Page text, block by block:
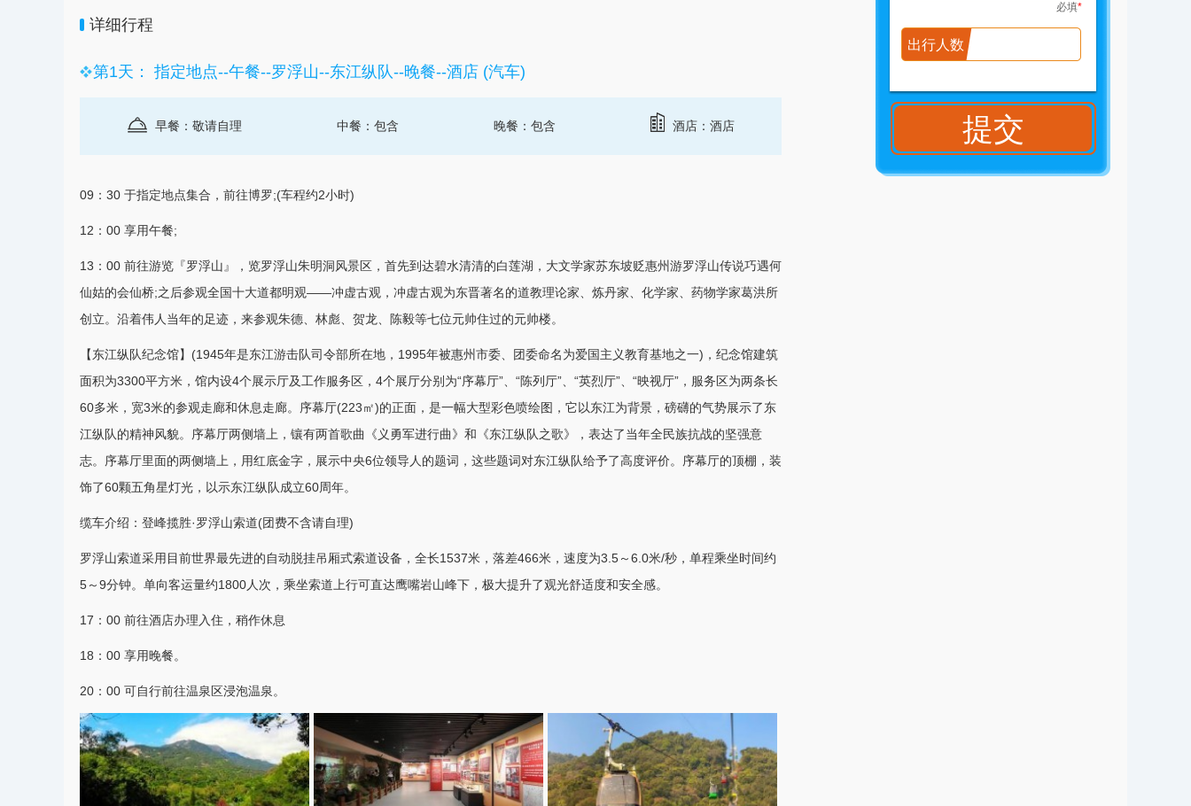
详细行程
第1天： 指定地点--午餐--罗浮山--东江纵队--晚餐--酒店 (汽车)
早餐：敬请自理 中餐：包含 晚餐：包含 酒店：酒店
09：30 于指定地点集合，前往博罗;(车程约2小时)
12：00 享用午餐;
13：00 前往游览『罗浮山』，览罗浮山朱明洞风景区，首先到达碧水清清的白莲湖，大文学家苏东坡贬惠州游罗浮山传说巧遇何
仙姑的会仙桥;之后参观全国十大道都明观——冲虚古观，冲虚古观为东晋著名的道教理论家、炼丹家、化学家、药物学家葛洪所
创立。沿着伟人当年的足迹，来参观朱德、林彪、贺龙、陈毅等七位元帅住过的元帅楼。
【东江纵队纪念馆】(1945年是东江游击队司令部所在地，1995年被惠州市委、团委命名为爱国主义教育基地之一)，纪念馆建筑
面积为3300平方米，馆内设4个展示厅及工作服务区，4个展厅分别为“序幕厅”、“陈列厅”、“英烈厅”、“映视厅”，服务区为两条长
60多米，宽3米的参观走廊和休息走廊。序幕厅(223㎡)的正面，是一幅大型彩色喷绘图，它以东江为背景，磅礴的气势展示了东
江纵队的精神风貌。序幕厅两侧墙上，镶有两首歌曲《义勇军进行曲》和《东江纵队之歌》，表达了当年全民族抗战的坚强意
志。序幕厅里面的两侧墙上，用红底金字，展示中央6位领导人的题词，这些题词对东江纵队给予了高度评价。序幕厅的顶棚，装
饰了60颗五角星灯光，以示东江纵队成立60周年。
缆车介绍：登峰揽胜·罗浮山索道(团费不含请自理)
罗浮山索道采用目前世界最先进的自动脱挂吊厢式索道设备，全长1537米，落差466米，速度为3.5～6.0米/秒，单程乘坐时间约
5～9分钟。单向客运量约1800人次，乘坐索道上行可直达鹰嘴岩山峰下，极大提升了观光舒适度和安全感。
17：00 前往酒店办理入住，稍作休息
18：00 享用晚餐。
20：00 可自行前往温泉 区浸泡温泉。
必填*
出行人数